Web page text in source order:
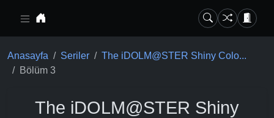
Anasayfa Seriler
The iDOLM@STER Shiny Colo...
Bölüm 3
The iDOLM@STER Shiny